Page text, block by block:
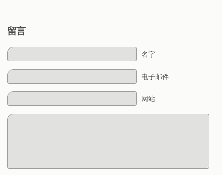
留言
名字
电子邮件
网站